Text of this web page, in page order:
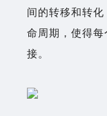
间的转移和转
命周期，使得
接。